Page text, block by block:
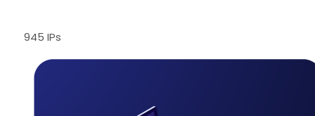
945 IPs